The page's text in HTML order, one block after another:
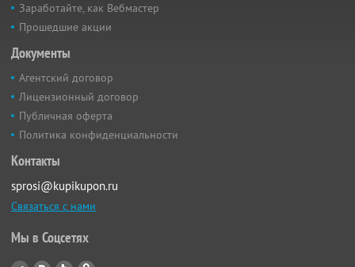
Заработайте, как Вебмастер
Прошедшие акции
Документы
Агентский договор
Лицензионный договор
Публичная оферта
Политика конфиденциальности
Контакты
sprosi@kupikupon.ru
Связаться с нами
Мы в Соцсетях